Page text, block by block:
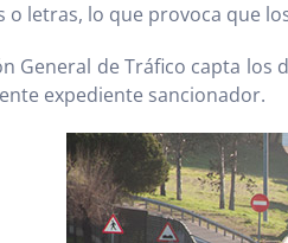
letras, lo que provoca que
General de Tráfico capta
expediente sancionador.